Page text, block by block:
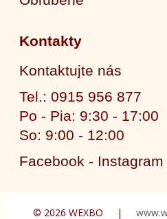
Kontakty
Kontaktujte nás
Tel.: 0915 956 877
Po - Pia: 9:30 - 17:00
So: 9:00 - 12:00
Facebook - Instagram
© 2026 WEXBO |